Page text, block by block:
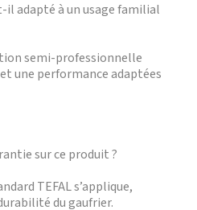
il adapté à un usage familial
semi-professionnelle
une performance adaptées
sur ce produit ?
TEFAL s’applique,
du gaufrier.